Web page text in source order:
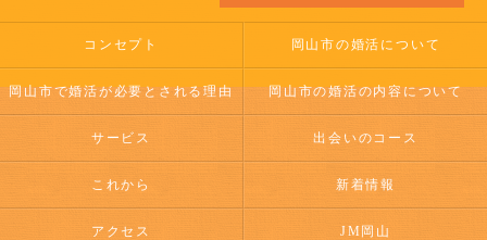
コンセプト 岡山市の婚活について
岡山市で婚活が必要とされる理由 岡山市の婚活の内容について
サービス 出会いのコース
これから 新着情報
アクセス JM岡山